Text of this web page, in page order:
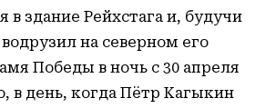
в здание Рейхстага и, будучи
на северном его
Победы в ночь с 30 апреля
в день, когда Пётр Кагыкин